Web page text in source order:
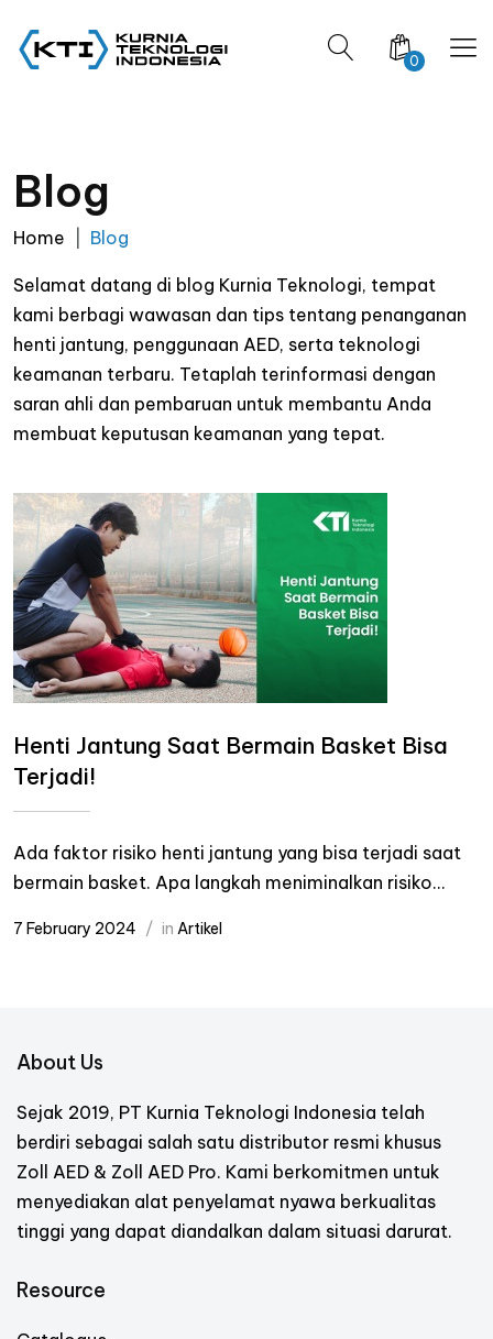
0
Blog
Home Blog
Selamat datang di blog Kurnia Teknologi, tempat
kami berbagi wawasan dan tips tentang penanganan
henti jantung, penggunaan AED, serta teknologi
keamanan terbaru. Tetaplah terinformasi dengan
saran ahli dan pembaruan untuk membantu Anda
membuat keputusan keamanan yang tepat.
Henti Jantung Saat Bermain Basket Bisa
Terjadi!
Ada faktor risiko henti jantung yang bisa terjadi saat
bermain basket. Apa langkah meniminalkan risiko...
7 February 2024 in Artikel
About Us
Sejak 2019, PT Kurnia Teknologi Indonesia telah
berdiri sebagai salah satu distributor resmi khusus
Zoll AED & Zoll AED Pro. Kami berkomitmen untuk
menyediakan alat penyelamat nyawa berkualitas
tinggi yang dapat diandalkan dalam situasi darurat.
Resource